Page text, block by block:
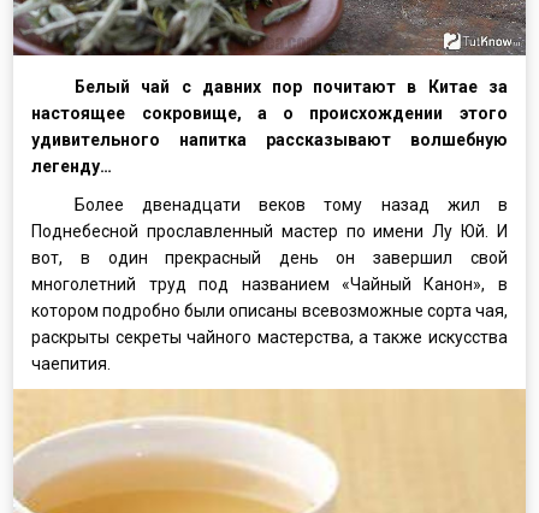
Белый чай с давних пор почитают в Китае за
настоящее сокровище, а о происхождении этого
удивительного напитка рассказывают волшебную
легенду…
Более двенадцати веков тому назад жил в
Поднебесной прославленный мастер по имени Лу Юй. И
вот, в один прекрасный день он завершил свой
многолетний труд под названием «Чайный Канон», в
котором подробно были описаны всевозможные сорта чая,
раскрыты секреты чайного мастерства, а также искусства
чаепития.